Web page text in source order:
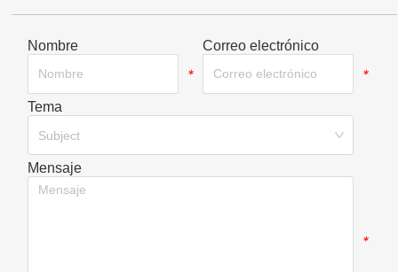
Nombre
*
Correo electrónico
*
Tema
Subject
Mensaje
*